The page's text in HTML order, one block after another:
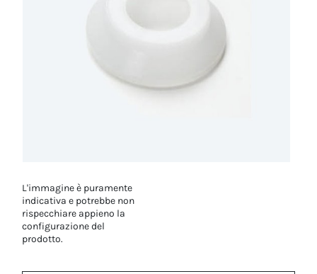
L'immagine è puramente
indicativa e potrebbe non
rispecchiare appieno la
configurazione del
prodotto.